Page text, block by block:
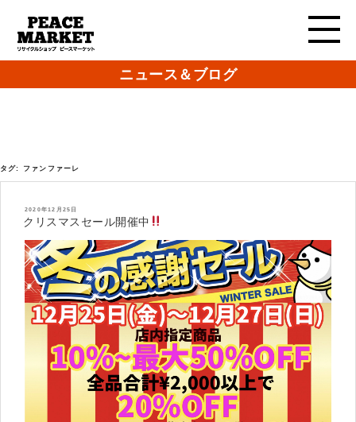
ニュース＆ブログ
タグ: ファンファーレ
投
日:
2020年12月25日
クリスマスセール開催中